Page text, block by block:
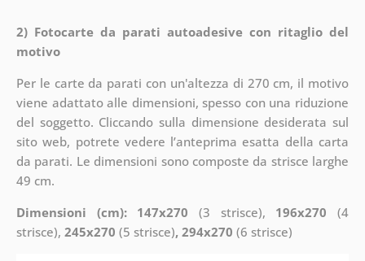
2) Fotocarte da parati autoadesive con ritaglio del
motivo
Per le carte da parati con un'altezza di 270 cm, il motivo
viene adattato alle dimensioni, spesso con una riduzione
del soggetto. Cliccando sulla dimensione desiderata sul
sito web, potrete vedere l’anteprima esatta della carta
da parati. Le dimensioni sono composte da strisce larghe
49 cm.
Dimensioni (cm): 147x270 (3 strisce), 196x270 (4
strisce), 245x270 (5 strisce), 294x270 (6 strisce)